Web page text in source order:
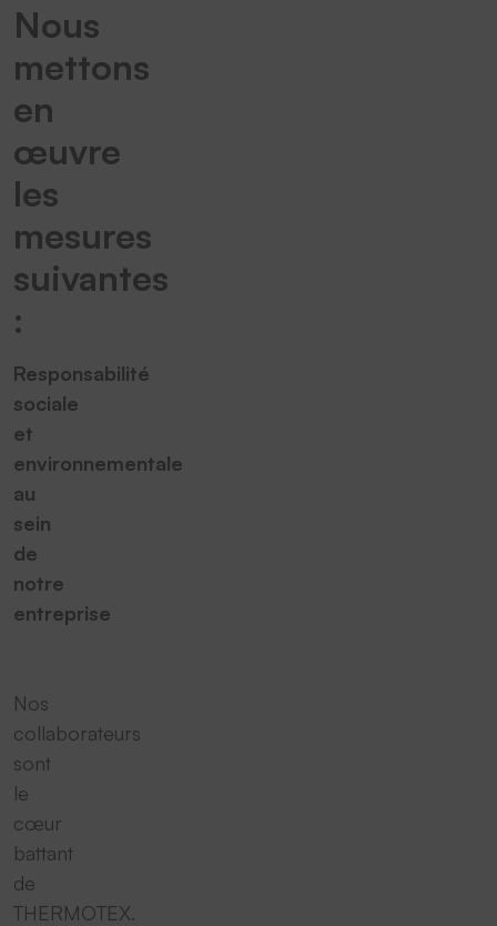
Nous
mettons
en
œuvre
les
mesures
suivantes
:
Responsabilité
sociale
et
environnementale
au
sein
de
notre
entreprise
Nos
collaborateurs
sont
le
cœur
battant
de
THERMOTEX.